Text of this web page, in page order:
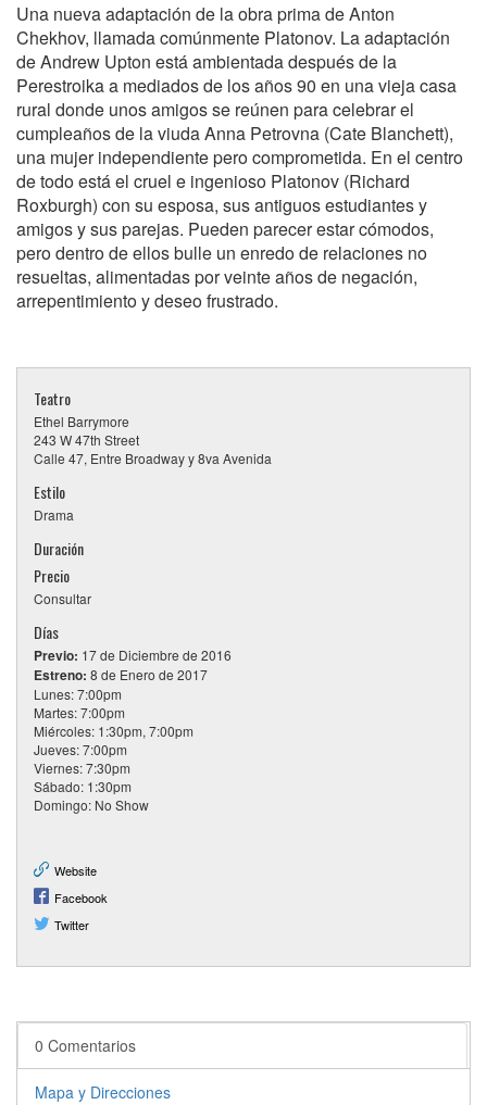
Una nueva adaptación de la obra prima de Anton
Chekhov, llamada comúnmente Platonov. La adaptación
de Andrew Upton está ambientada después de la
Perestroika a mediados de los años 90 en una vieja casa
rural donde unos amigos se reúnen para celebrar el
cumpleaños de la viuda Anna Petrovna (Cate Blanchett),
una mujer independiente pero comprometida. En el centro
de todo está el cruel e ingenioso Platonov (Richard
Roxburgh) con su esposa, sus antiguos estudiantes y
amigos y sus parejas. Pueden parecer estar cómodos,
pero dentro de ellos bulle un enredo de relaciones no
resueltas, alimentadas por veinte años de negación,
arrepentimiento y deseo frustrado.
Teatro
Ethel Barrymore
243 W 47th Street
Calle 47, Entre Broadway y 8va Avenida
Estilo
Drama
Duración
Precio
Consultar
Días
Previo: 17 de Diciembre de 2016
Estreno: 8 de Enero de 2017
Lunes: 7:00pm
Martes: 7:00pm
Miércoles: 1:30pm, 7:00pm
Jueves: 7:00pm
Viernes: 7:30pm
Sábado: 1:30pm
Domingo: No Show
Website
Facebook
Twitter
0 Comentarios
Mapa y Direcciones